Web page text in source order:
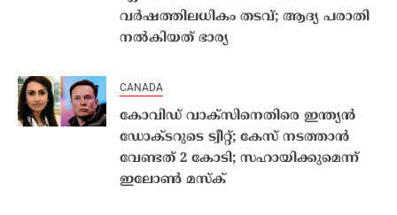
വർഷത്തിലധികം തടവ്; ആദ്യ പരാതി
നൽകിയത് ഭാര്യ
CANADA
കോവിഡ് വാക്സിനെതിരെ ഇന്ത്യൻ
ഡോക്ടറുടെ ട്വീറ്റ്; കേസ് നടത്താൻ
വേണ്ടത് 2 കോടി; സഹായിക്കുമെന്ന്
ഇലോൺ മസ്ക്